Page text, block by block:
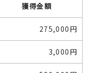
獲得金額
275,000円
3,000円